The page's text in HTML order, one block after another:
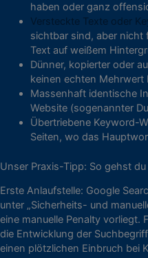
haben oder ganz
Versteckte Texte oder
sichtbar sind, aber nicht
Text auf weißem
Dünner, kopierter oder
keinen echten Mehrwert
Massenhaft identische
Website (sogenannter
Übertriebene Keyword-
Seiten, wo das
Unser Praxis-Tipp: So gehst
Erste Anlaufstelle: Google
unter „Sicherheits- und
eine manuelle Penalty vorliegt.
die Entwicklung der
einen plötzlichen Einbruch bei